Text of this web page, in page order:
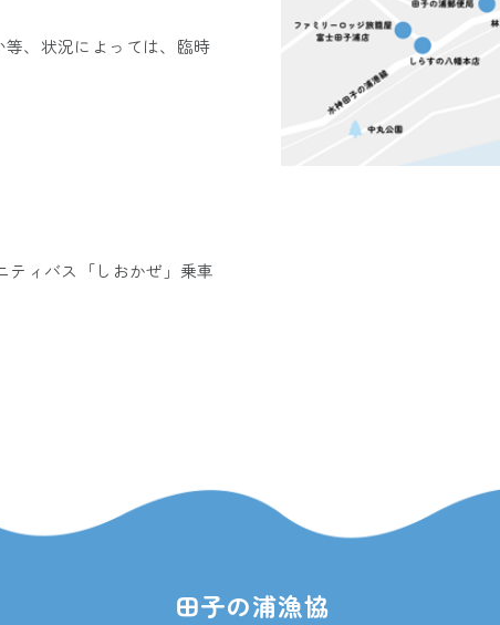
、状況によっては、臨時
ティバス「しおかぜ」乗車
田子の浦漁協